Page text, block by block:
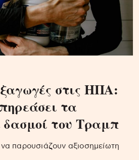
στις ΗΠΑ:
τα
δασμοί του Τραμπ
παρουσιάζουν αξιοσημείωτη